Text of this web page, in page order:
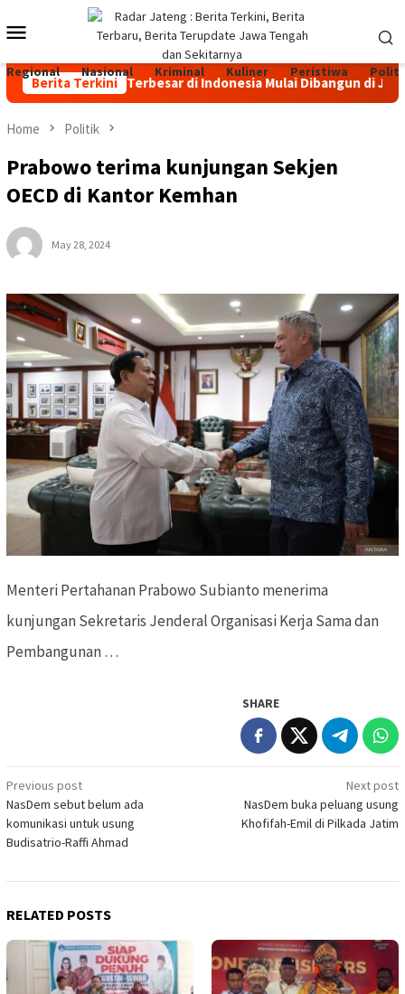
to
Mobile
Menu
Regional Nasional Kriminal Kuliner Peristiwa
Berita Terkini
Sapi Perah Terbesar di Indonesia Mulai Dibangun di
Home Politik
Prabowo terima kunjungan Sekjen
OECD di Kantor Kemhan
May 28, 2024
Menteri Pertahanan Prabowo Subianto menerima
kunjungan Sekretaris Jenderal Organisasi Kerja Sama dan
Pembangunan …
SHARE
Post
navigation
Previous post
NasDem sebut belum ada
komunikasi untuk usung
Budisatrio-Raffi Ahmad
Next post
NasDem buka peluang usung
Khofifah-Emil di Pilkada Jatim
RELATED POSTS